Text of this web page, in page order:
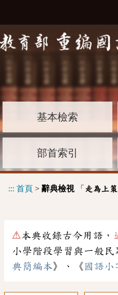
基本檢索
部首索引
::: 首頁 > 辭典檢視「 走為上
⚠本典收錄古今用語，
小學階段學習與一般民
典簡編本》、《 國語小